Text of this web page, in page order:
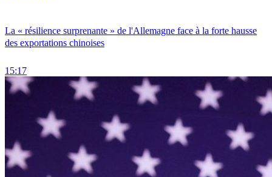
La « résilience surprenante » de l'Allemagne face à la forte hausse
des exportations chinoises
15:17